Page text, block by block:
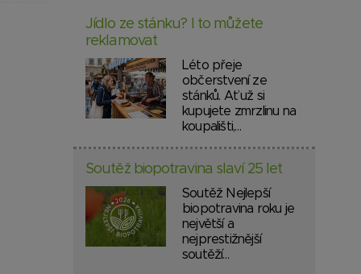
Jídlo ze stánku? I to můžete
reklamovat
Léto přeje
občerstvení ze
stánků. Ať už si
kupujete zmrzlinu na
koupališti,…
Soutěž biopotravina slaví 25 let
Soutěž Nejlepší
biopotravina roku je
největší a
nejprestižnější
soutěží…